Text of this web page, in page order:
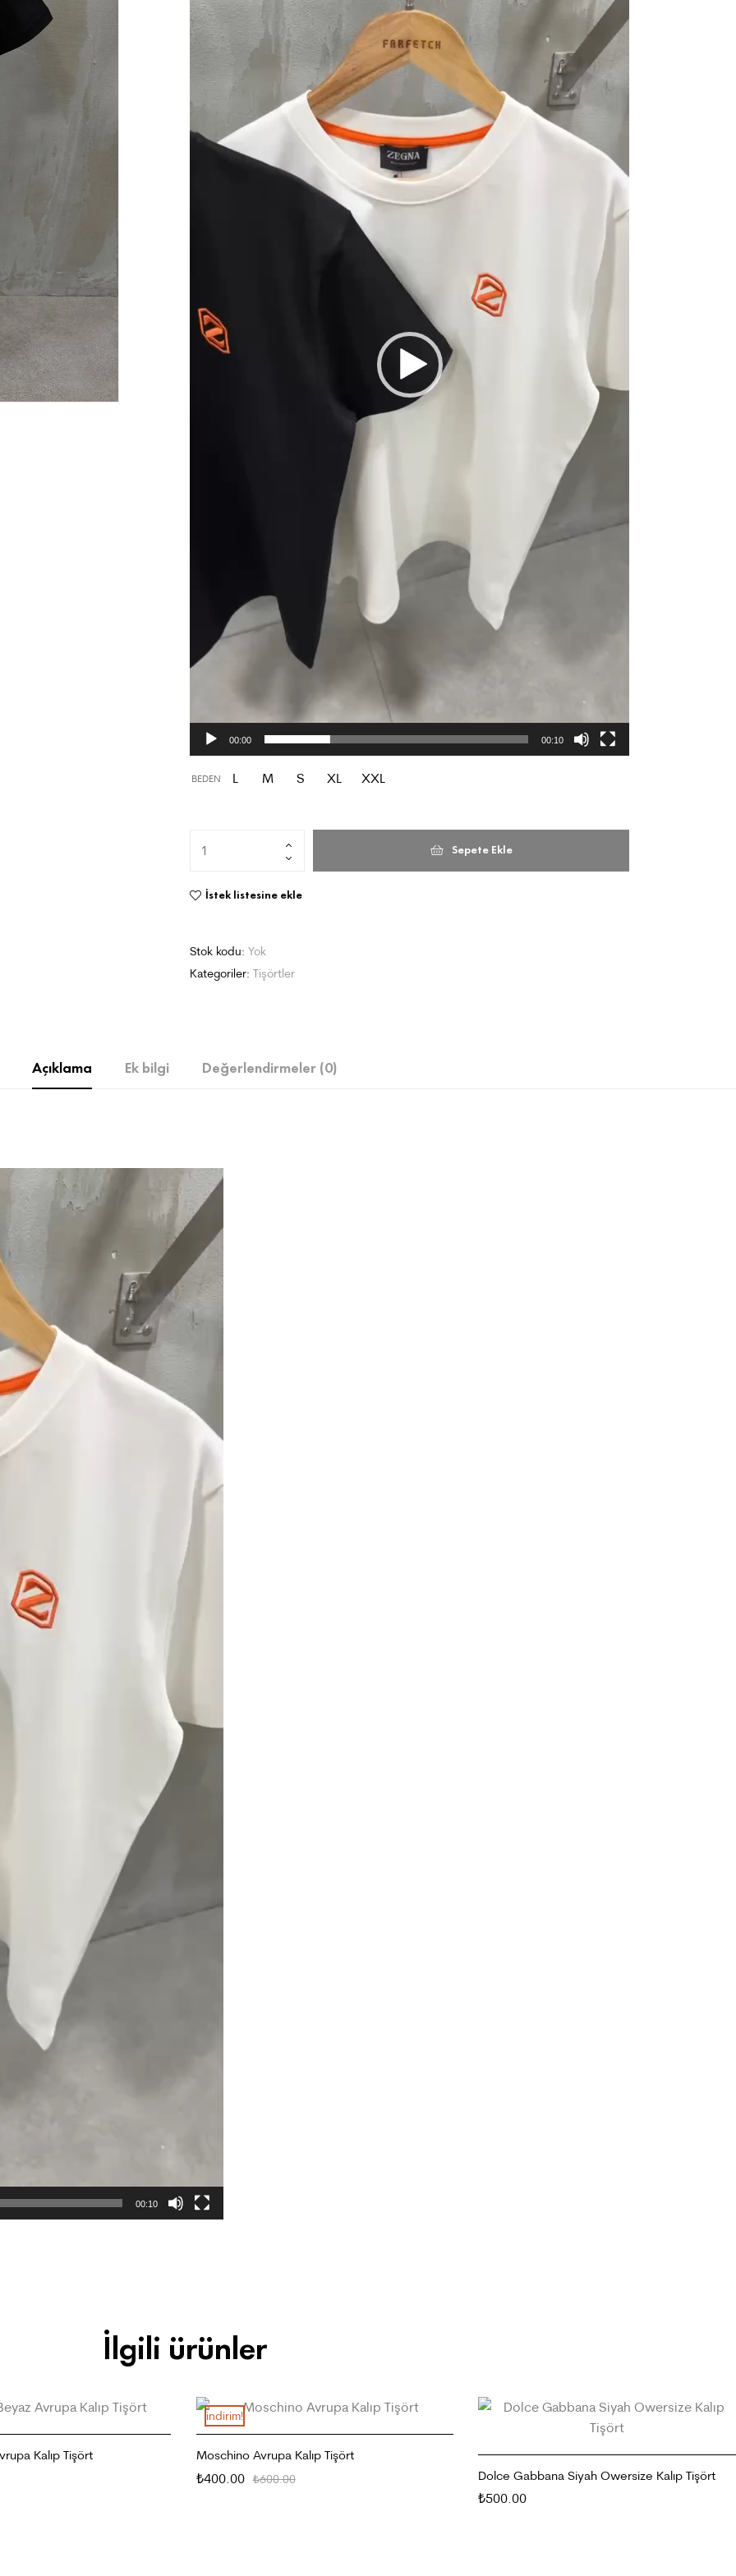
oynatıcı
00:00 00:10
BEDEN L M S XL XXL
Sepete Ekle
İstek listesine ekle
Stok kodu:Yok
Kategoriler:Tişörtler
Açıklama Ek bilgi Değerlendirmeler (0)
00:10
İlgili ürünler
Kalıp Tişört
i̇ndirim!
Moschino Avrupa Kalıp Tişört
₺600.00
₺400.00 Dolce Gabbana Siyah Owersize Kalıp Tişört
₺500.00